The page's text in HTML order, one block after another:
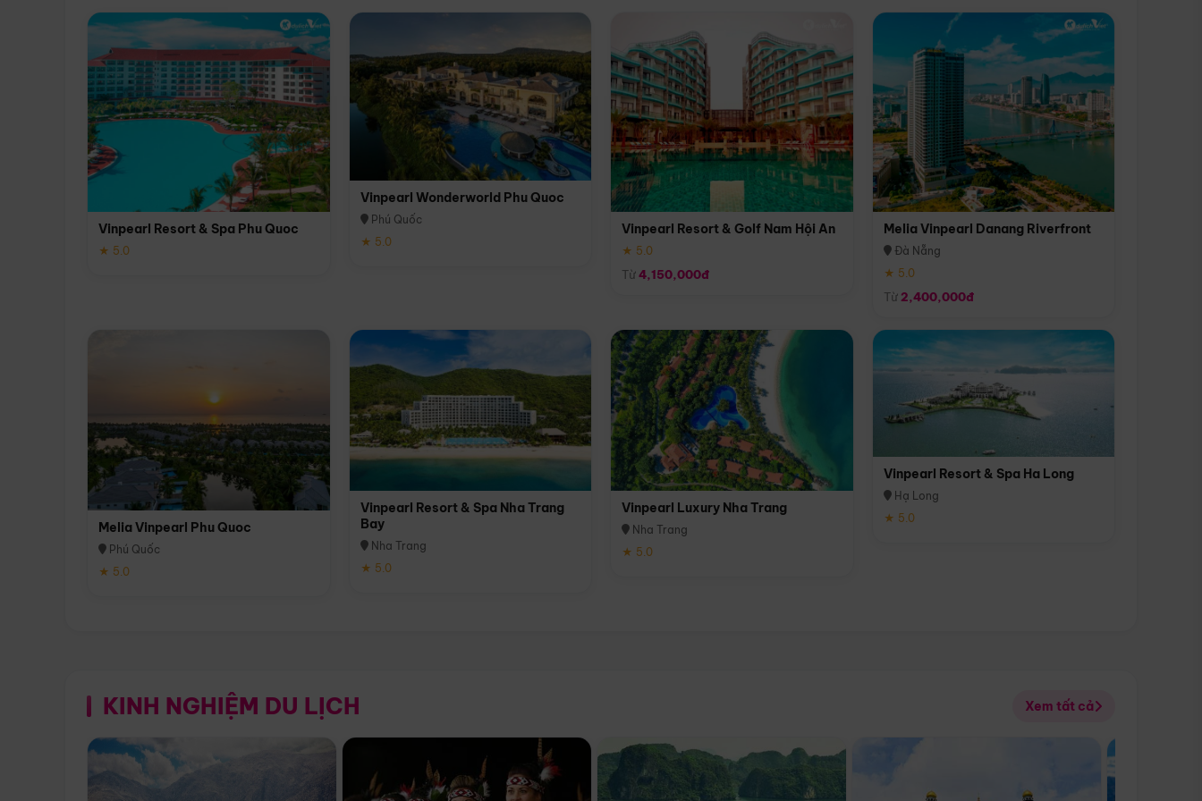
Vinpearl Resort & Spa Phu Quoc
★ 5.0
Vinpearl Wonderworld Phu Quoc
Phú Quốc
★ 5.0
Vinpearl Resort & Golf Nam Hội An
★ 5.0
Từ4,150,000đ
Melia Vinpearl Danang Riverfront
Đà Nẵng
★ 5.0
Từ 2,400,000đ
Melia Vinpearl Phu Quoc
Phú Quốc
★ 5.0
Vinpearl Resort & Spa Nha Trang
Bay
Nha Trang
★ 5.0
Vinpearl Luxury Nha Trang
Nha Trang
★ 5.0
Vinpearl Resort & Spa Ha Long
Hạ Long
★ 5.0
KINH NGHIỆM DU LỊCH Xem tất cả